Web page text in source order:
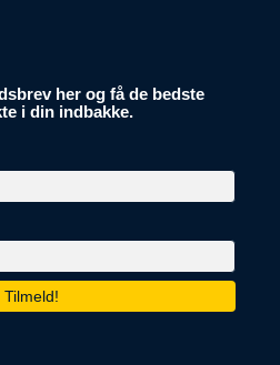
Centre by IHG
Inn ...
her og få de bedste
i din indbakke.